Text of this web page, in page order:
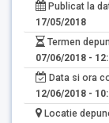
Publicat la
17/05/2018
Termen
07/06/2018 -
Data si ora
12/06/2018 -
Locatie